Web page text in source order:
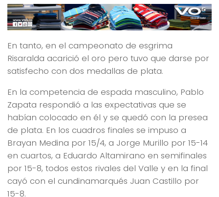
En tanto, en el campeonato de esgrima
Risaralda acarició el oro pero tuvo que darse por
satisfecho con dos medallas de plata.
En la competencia de espada masculino, Pablo
Zapata respondió a las expectativas que se
habían colocado en él y se quedó con la presea
de plata. En los cuadros finales se impuso a
Brayan Medina por 15/4, a Jorge Murillo por 15-14
en cuartos, a Eduardo Altamirano en semifinales
por 15-8, todos estos rivales del Valle y en la final
cayó con el cundinamarqués Juan Castillo por
15-8.